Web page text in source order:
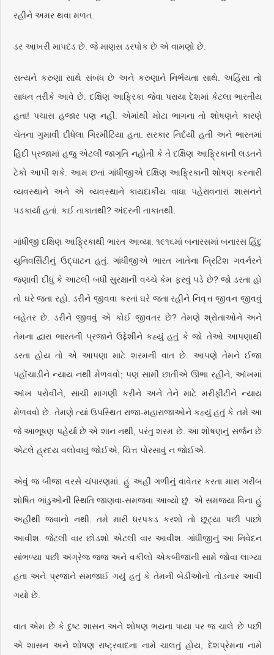
રહીને અમર થવા મળત.
ડર આખરી માપદંડ છે. જે માણસ ડરપોક છે એ વામણો છે.
સત્યને કરુણા સાથે સંબંધ છે અને કરુણાને નિર્ભયતા સાથે. અહિંસા તો
સાધન તરીકે આવે છે. દક્ષિણ આફ્રિકા જેવા પરાયા દેશમાં કેટલા ભારતીય
હતા! પચાસ હજાર પણ નહીં. એમાંથી મોટા ભાગના તો શોષણને કારણે
ચેતના ગુમાવી દીધેલા ગિરમીટિયા હતા. સરકાર નિર્દયી હતી અને ભારતમાં
હિંદી પ્રજામાં હજુ એટલી જાગૃતિ નહોતી કે તે દક્ષિણ આફ્રિકાની લડતને
ટેકો આપી શકે. આમ છતાં ગાંધીજીએ દક્ષિણ આફ્રિકાની શોષણ કરનારી
વ્યવસ્થાને અને એ વ્યવસ્થાને કાયદાકીય વાઘા પહેરાવનારાં શાસનને
પડકાર્યા હતાં. કઈ તાકાતથી? અંદરની તાકાતથી.
ગાંધીજી દક્ષિણ આફ્રિકાથી ભારત આવ્યા. ૧૯૧૬માં બનારસમાં બનારસ હિંદુ
યુનિવર્સિટીનું ઉદ્ઘાટન હતું. ગાંધીજીએ ભારત ખાતેના બ્રિટિશ ગવર્નરને
જણાવી દીધું કે આટલી બધી સુરક્ષાની વચ્ચે કેમ ફરવું પડે છે? જો ડરતા હો
તો ઘરે જતા રહો. ડરીને જીવવા કરતાં ઘરે જતા રહીને નિવૃત્ત જીવન જીવવું
બહેતર છે. ડરીને જીવવું એ કોઈ જીવતર છે? તેમણે શ્રોતાઓને અને
તેમના દ્વારા ભારતની પ્રજાને ઉદ્દેશીને કહ્યું હતું કે જો તેઓ આપણાથી
ડરતા હોય તો એ આપણા માટે શરમની વાત છે. આપણે તેમને ઈજા
પહોંચાડીને ન્યાય નથી મેળવવો; પણ સામી છાતીએ ઊભા રહીને, આંખમાં
આંખ પરોવીને, સાચી માગણી કરીને અને તેને માટે મરીફીટીને ન્યાય
મેળવવો છે. તેમણે ત્યાં ઉપસ્થિત રાજા-મહારાજાઓને કહ્યું હતું કે તમે આ
જે આભૂષણ પહેર્યાં છે એ શાન નથી, પરંતુ શરમ છે. આ શોષણનું સર્જન છે
એટલે હ્રદય વલોવાવું જોઈએ, ચિત્ત પોરસાવું ન જોઈએ.
એવું જ બીજા વરસે ચંપારણમાં. હું અહીં ગળીનું વાવેતર કરતા મારા ગરીબ
શોષિત ભાંડુઓની સ્થિતિ જાણવા-સમજવા આવ્યો છું. એ સમજ્યા વિના હું
અહીંથી જવાનો નથી. તમે મારી ધરપકડ કરશો તો છૂટ્યા પછી પાછો
આવીશ. જેટલી વાર છોડશો એટલી વાર આવીશ. ગાંધીજીનું આ નિવેદન
સાંભળ્યા પછી અંગ્રેજ જજ અને વકીલો એકબીજાની સામે જોવા લાગ્યા
હતા અને પ્રજાને સમજાઈ ગયું હતું કે તેમની બેડીઓનો તોડનાર આવી
ગયો છે.
વાત એમ છે કે દુષ્ટ શાસન અને શોષણ ભયના પાયા પર જ ચાલે છે પછી
એ શાસન અને શોષણ રાષ્ટ્રવાદના નામે ચાલતું હોય, દેશપ્રેમના નામે